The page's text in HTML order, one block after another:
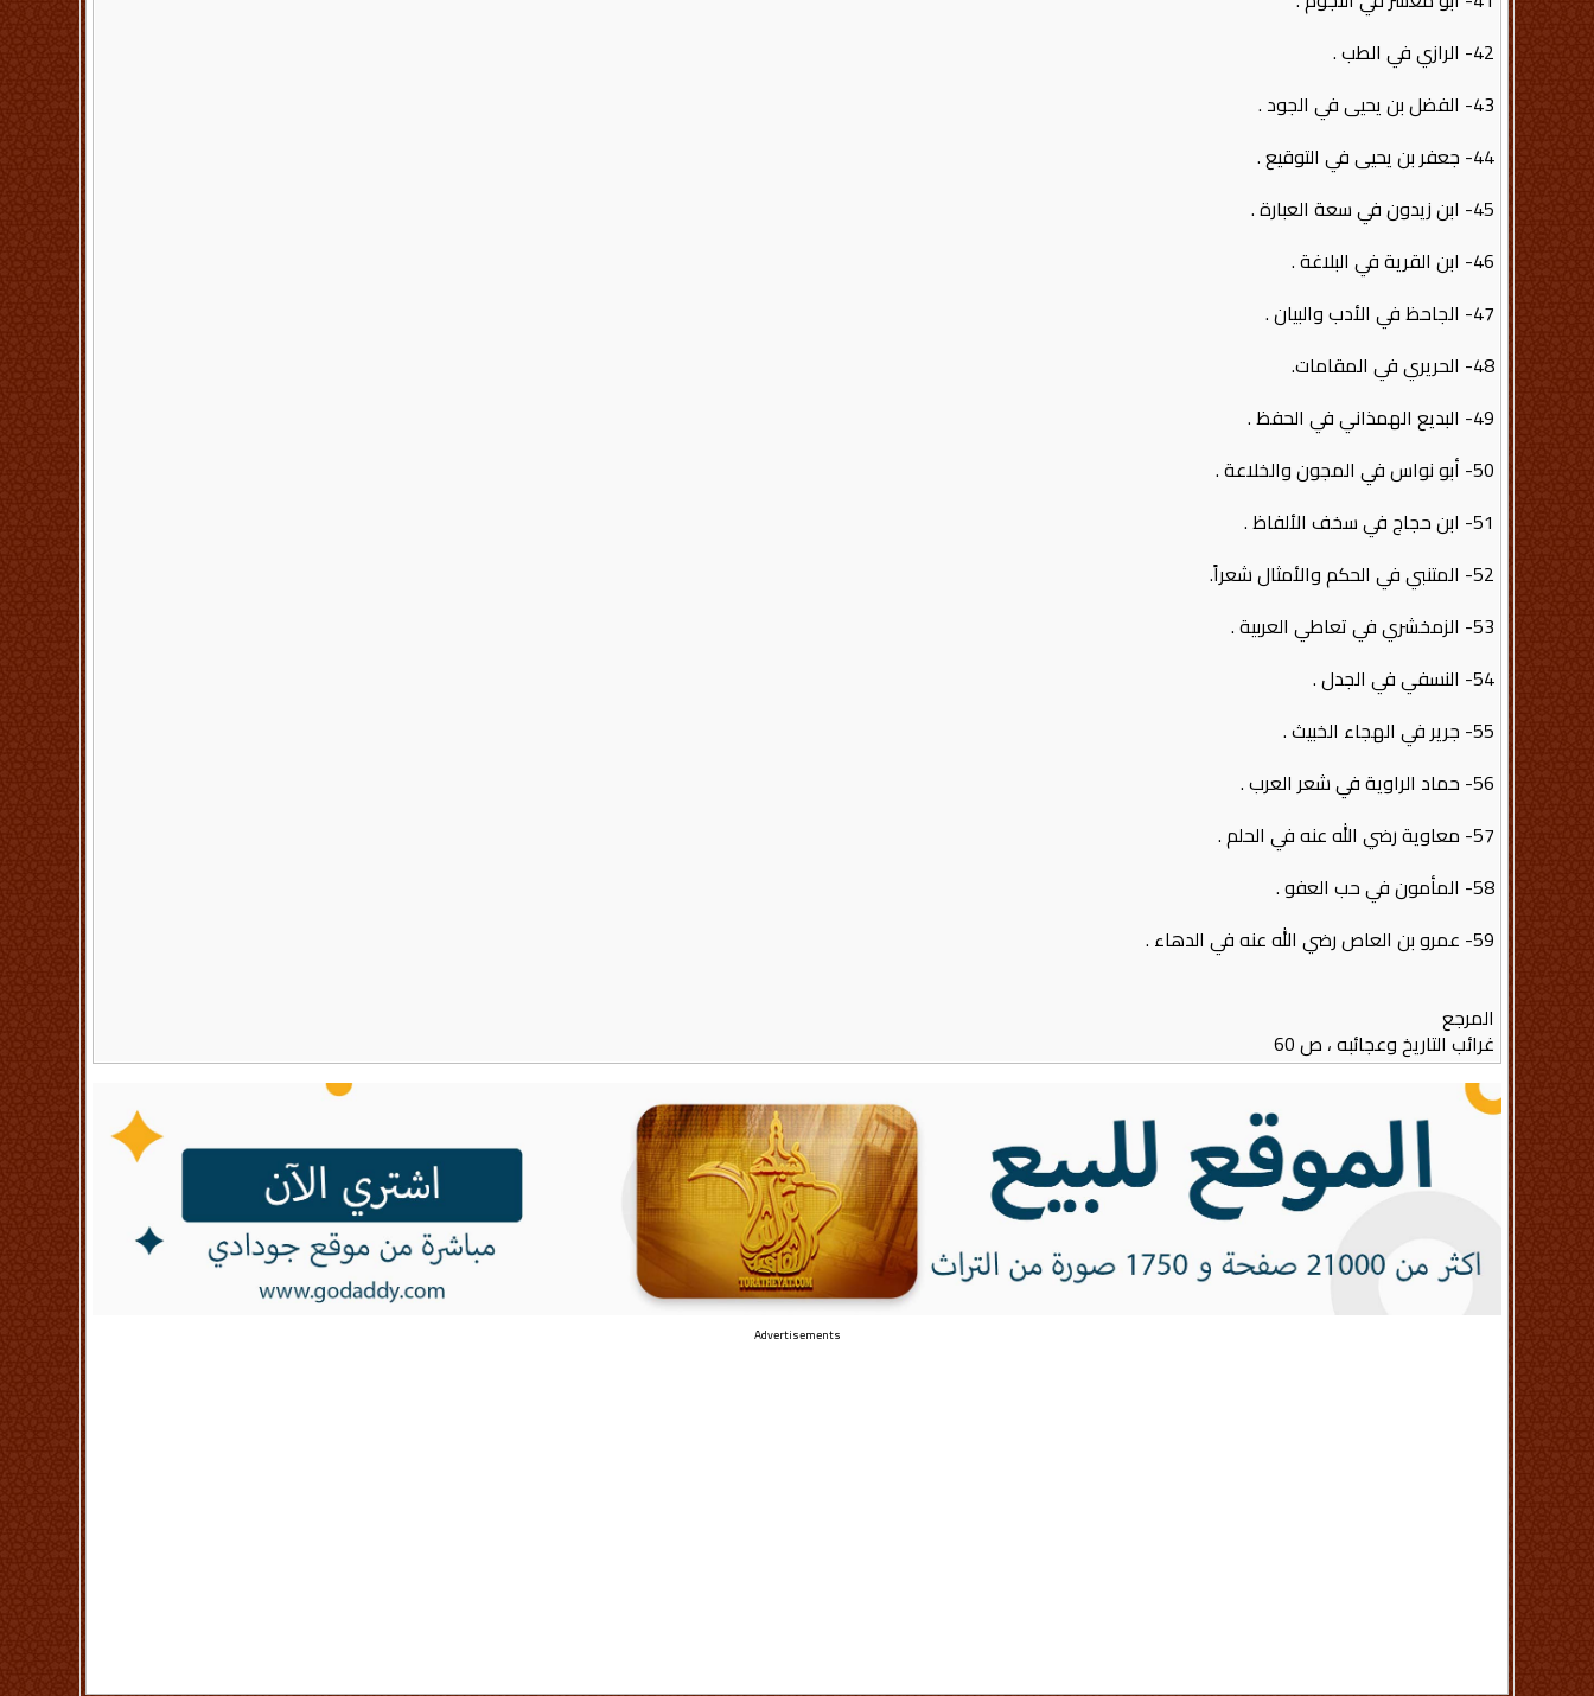
42- الرازي في الطب .
43- الفضل بن يحيى في الجود .
44- جعفر بن يحيى في التوقيع .
45- ابن زيدون في سعة العبارة .
46- ابن القرية في البلاغة .
47- الجاحظ في الأدب والبيان .
48- الحريري في المقامات.
49- البديع الهمذاني في الحفظ .
50- أبو نواس في المجون والخلاعة .
51- ابن حجاج في سخف الألفاظ .
52- المتنبي في الحكم والأمثال شعراً.
53- الزمخشري في تعاطي العربية .
54- النسفي في الجدل .
55- جرير في الهجاء الخبيث .
56- حماد الراوية في شعر العرب .
57- معاوية رضي الله عنه في الحلم .
58- المأمون في حب العفو .
59- عمرو بن العاص رضي الله عنه في الدهاء .
المرجع
غرائب التاريخ وعجائبه ، ص 60
Advertisements